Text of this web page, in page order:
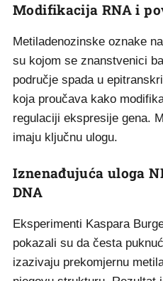
Modifikacija RNA i
Metiladenozinske oznake
su kojom se znanstvenici
područje spada u
koja proučava kako
regulaciji ekspresije gena.
imaju ključnu ulogu.
Iznenađujuća uloga
DNA
Eksperimenti Kaspara
pokazali su da česta
izazivaju prekomjernu